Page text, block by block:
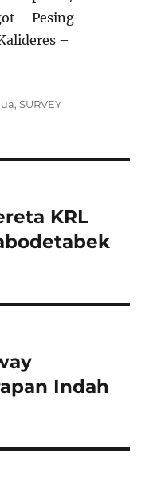
– Pesing –
–
,SURVEY
KRL
Indah